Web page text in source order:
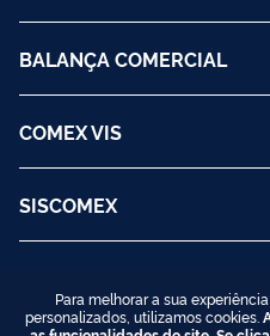
BALANÇA COMERCIAL
COMEX VIS
SISCOMEX
Para melhorar a sua
personalizados, utilizamos cookies.